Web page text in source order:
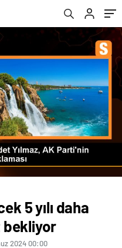
5 yılı daha
bekliyor
2024 00:00